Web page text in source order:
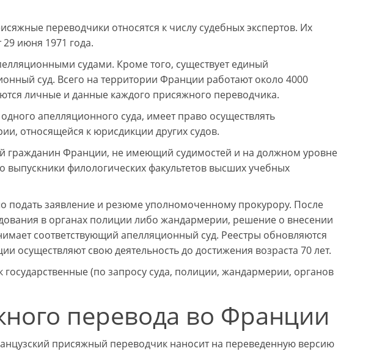
переводчики относятся к числу судебных экспертов. Их
29 июня 1971 года.
судами. Кроме того, существует единый
суд. Всего на территории Франции работают около 4000
личные и данные каждого присяжного переводчика.
апелляционного суда, имеет право осуществлять
относящейся к юрисдикции других судов.
Франции, не имеющий судимостей и на должном уровне
филологических факультетов высших учебных
заявление и резюме уполномоченному прокурору. После
в органах полиции либо жандармерии, решение о внесении
соответствующий апелляционный суд. Реестры обновляются
осуществляют свою деятельность до достижения возраста 70 лет.
(по запросу суда, полиции, жандармерии, органов
перевода во Франции
присяжный переводчик наносит на переведенную версию